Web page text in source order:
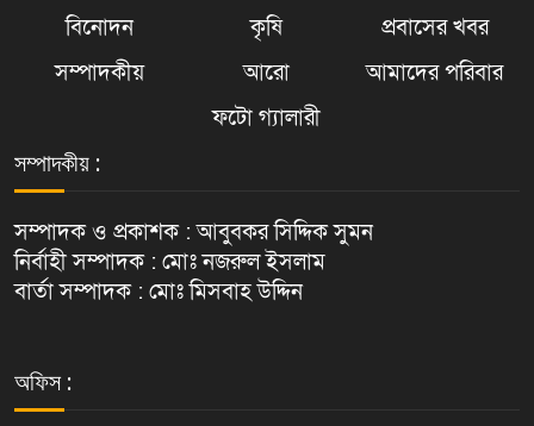
বিনোদন
কৃষি
প্রবাসের খবর
সম্পাদকীয়
আরো
আমাদের পরিবার
ফটো গ্যালারী
সম্পাদকীয় :
সম্পাদক ও প্রকাশক : আবুবকর সিদ্দিক সুমন
নির্বাহী সম্পাদক : মোঃ নজরুল ইসলাম
বার্তা সম্পাদক : মোঃ মিসবাহ উদ্দিন
অফিস :